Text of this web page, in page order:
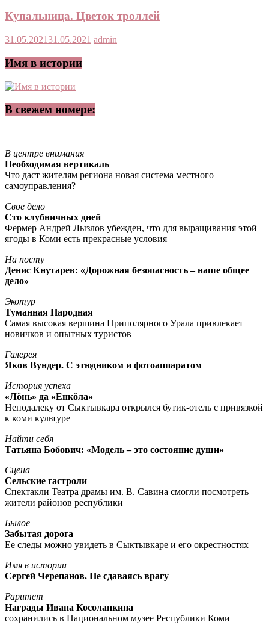
Купальница. Цветок троллей
31.05.202131.05.2021 admin
Имя в истории
В свежем номере:
В центре внимания
Необходимая вертикаль
Что даст жителям региона новая система местного
самоуправления?
Свое дело
Сто клубничных дней
Фермер Андрей Лызлов убежден, что для выращивания этой
ягоды в Коми есть прекрасные условия
На посту
Денис Кнутарев: «Дорожная безопасность – наше общее
дело»
Экотур
Туманная Народная
Самая высокая вершина Приполярного Урала привлекает
новичков и опытных туристов
Галерея
Яков Вундер. С этюдником и фотоаппаратом
История успеха
«Лöнь» да «Енкöла»
Неподалеку от Сыктывкара открылся бутик-отель с привязкой
к коми культуре
Найти себя
Татьяна Бобович: «Модель – это состояние души»
Сцена
Сельские гастроли
Спектакли Театра драмы им. В. Савина смогли посмотреть
жители районов республики
Былое
Забытая дорога
Ее следы можно увидеть в Сыктывкаре и его окрестностях
Имя в истории
Сергей Черепанов. Не сдаваясь врагу
Раритет
Награды Ивана Косолапкина
сохранились в Национальном музее Республики Коми